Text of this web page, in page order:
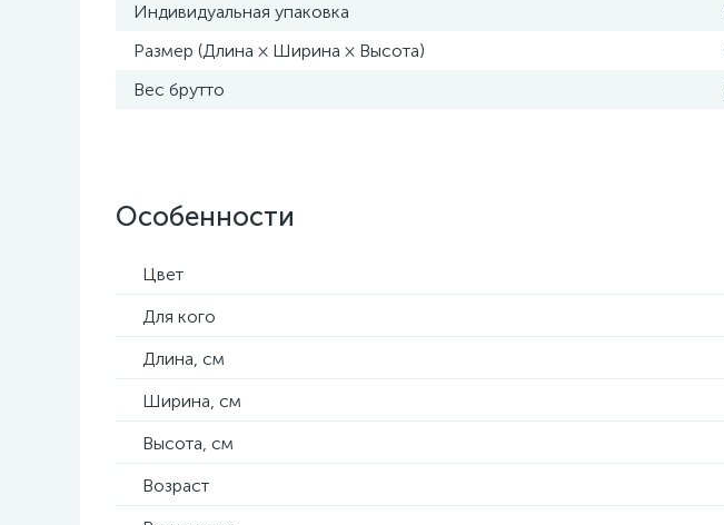
Индивидуальная упаковка
Размер (Длина × Ширина × Высота)
Вес брутто
Особенности
Цвет
Для кого
Длина, см
Ширина, см
Высота, см
Возраст